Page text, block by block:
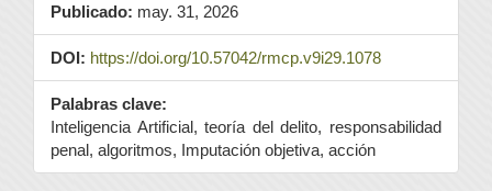
Publicado: may. 31, 2026
DOI: https://doi.org/10.57042/rmcp.v9i29.1078
Palabras clave:
Inteligencia Artificial, teoría del delito, responsabilidad
penal, algoritmos, Imputación objetiva, acción